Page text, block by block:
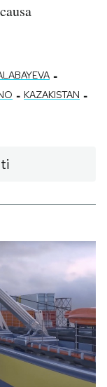
-
- KAZAKISTAN -